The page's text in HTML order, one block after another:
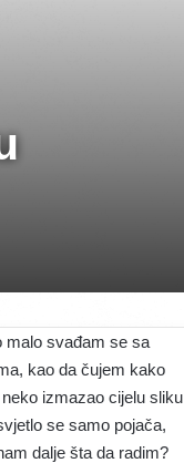
malo svađam se sa
kao da čujem kako
izmazao cijelu sliku
se samo pojača,
dalje šta da radim?